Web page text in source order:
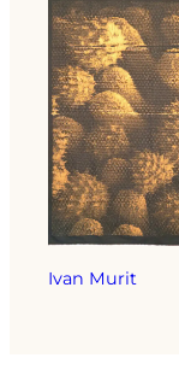
Ivan Murit